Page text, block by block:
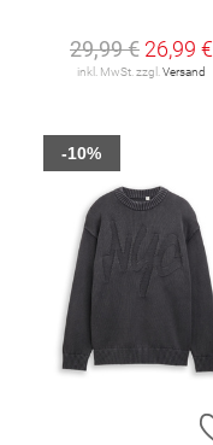
29,99 € 26,99 €
inkl. MwSt. zzgl. Versand
-10%